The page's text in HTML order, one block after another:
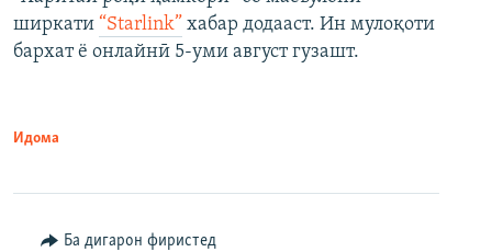
ширкати “Starlink” хабар додааст. Ин мулоқоти
бархат ё онлайнӣ 5-уми август гузашт.
Идома
Ба дигарон фиристед